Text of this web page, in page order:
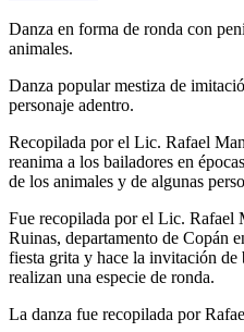
Danza en forma de ronda con
animales.
Danza popular mestiza de
personaje adentro.
Recopilada por el Lic. Rafael
reanima a los bailadores en
de los animales y de algunas
Fue recopilada por el Lic. Rafael
Ruinas, departamento de Copán
fiesta grita y hace la invitación
realizan una especie de ronda.
La danza fue recopilada por